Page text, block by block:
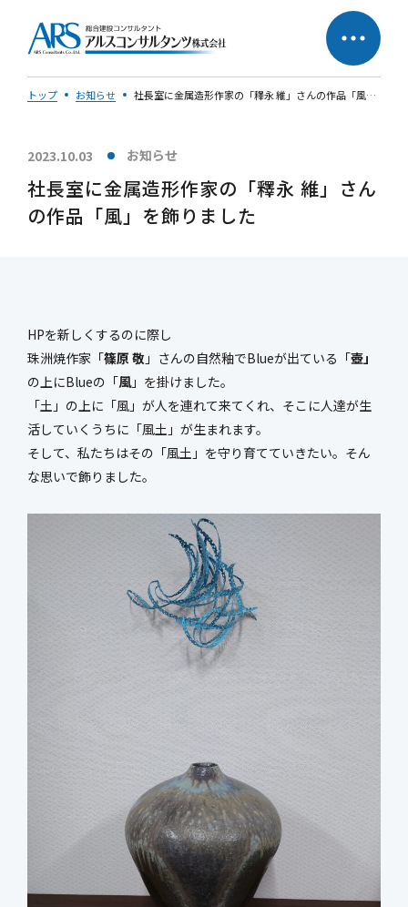
取り組み
社長メッセージ
会社概要
営業所一覧
会社の歩み
50周年特設ページ
新社屋特設ページ
まちづくり・
官民連携事業
インフラ保全事業
環境調査事業
ハイウェイ事業
トップ お知らせ 社長室に金属造形作家の「釋永 維」さんの作品「風」を飾りました
2023.10.03 お知らせ
社長室に金属造形作家の「釋永 維」さん
の作品「風」を飾りました
HPを新しくするのに際し
珠洲焼作家「篠原 敬 」さんの自然釉でBlueが出ている「壺」
の上にBlueの「風」を掛けました。
「土」の上に「風」が人を連れて来てくれ、そこに人達が生
活していくうちに「風土」が生まれます。
そして、私たちはその「風土」を守り育てていきたい。そん
な思いで飾りました。